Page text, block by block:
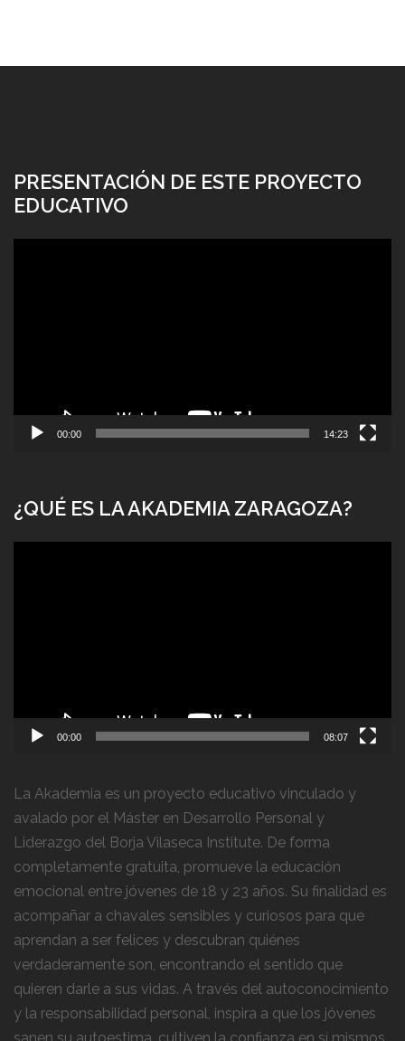
PRESENTACIÓN DE ESTE PROYECTO
EDUCATIVO
00:00 14:23
¿QUÉ ES LA AKADEMIA ZARAGOZA?
00:00 08:07
La Akademia es un proyecto educativo vinculado y
avalado por el Máster en Desarrollo Personal y
Liderazgo del Borja Vilaseca Institute. De forma
completamente gratuita, promueve la educación
emocional entre jóvenes de 18 y 23 años. Su finalidad es
acompañar a chavales sensibles y curiosos para que
aprendan a ser felices y descubran quiénes
verdaderamente son, encontrando el sentido que
quieren darle a sus vidas. A través del autoconocimiento
y la responsabilidad personal, inspira a que los jóvenes